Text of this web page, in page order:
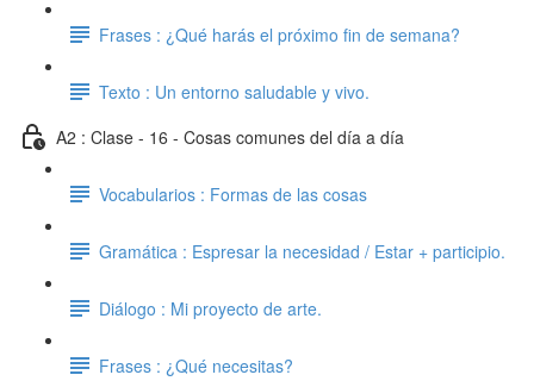
Frases : ¿Qué harás el próximo fin de semana?
Texto : Un entorno saludable y vivo.
A2 : Clase - 16 - Cosas comunes del día a día
Vocabularios : Formas de las cosas
Gramática : Espresar la necesidad / Estar + participio.
Diálogo : Mi proyecto de arte.
Frases : ¿Qué necesitas?